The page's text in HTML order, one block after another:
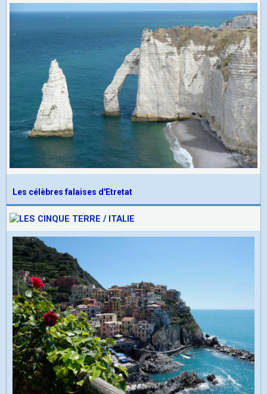
Les célèbres falaises d'Etretat